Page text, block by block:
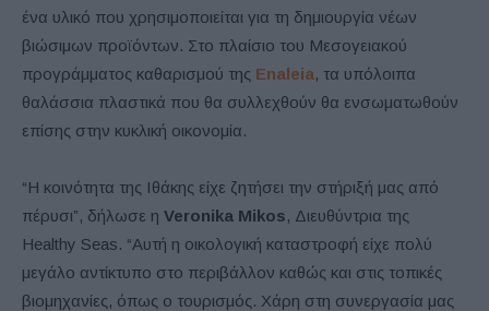
ένα υλικό που χρησιμοποιείται για τη δημιουργία νέων
βιώσιμων προϊόντων. Στο πλαίσιο του Μεσογειακού
προγράμματος καθαρισμού της Enaleia, τα υπόλοιπα
θαλάσσια πλαστικά που θα συλλεχθούν θα ενσωματωθούν
επίσης στην κυκλική οικονομία.
“Η κοινότητα της Ιθάκης είχε ζητήσει την στήριξή μας από
πέρυσι”, δήλωσε η Veronika Mikos, Διευθύντρια της
Healthy Seas. “Αυτή η οικολογική καταστροφή είχε πολύ
μεγάλο αντίκτυπο στο περιβάλλον καθώς και στις τοπικές
βιομηχανίες, όπως ο τουρισμός. Χάρη στη συνεργασία μας